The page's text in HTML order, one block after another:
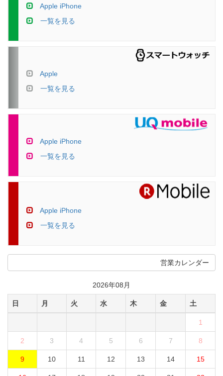
Apple iPhone
一覧を見る
Apple
一覧を見る
Apple iPhone
一覧を見る
Apple iPhone
一覧を見る
営業カレンダー
2026年08月
日 月 火 水 木 金 土
1
2 3 4 5 6 7 8
9 10 11 12 13 14 15